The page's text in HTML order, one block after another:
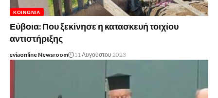
ΚΟΙΝΩΝΊΑ
Εύβοια: Που ξεκίνησε η κατασκευή τοιχίου
αντιστήριξης
eviaonline Newsroom 11 Αυγούστου 2023